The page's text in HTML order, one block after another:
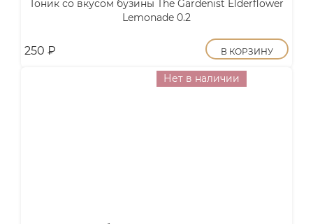
Тоник со вкусом бузины The Gardenist Elderflower
Lemonade 0.2
250 ₽ В КОРЗИНУ
Нет в наличии